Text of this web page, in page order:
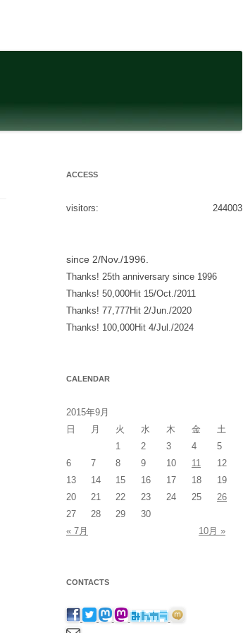
ACCESS
244003
visitors:
since 2/Nov./1996.
Thanks! 25th anniversary since 1996
Thanks! 50,000Hit 15/Oct./2011
Thanks! 77,777Hit 2/Jun./2020
Thanks! 100,000Hit 4/Jul./2024
CALENDAR
2015年9月
日
月 火 水 木 金
土
1
2 3 4
5
6
7 8 9 10 11
12
13
14 15 16 17 18
19
20
21 22 23 24 25
26
27
28 29
30
« 7月
10月 »
CONTACTS